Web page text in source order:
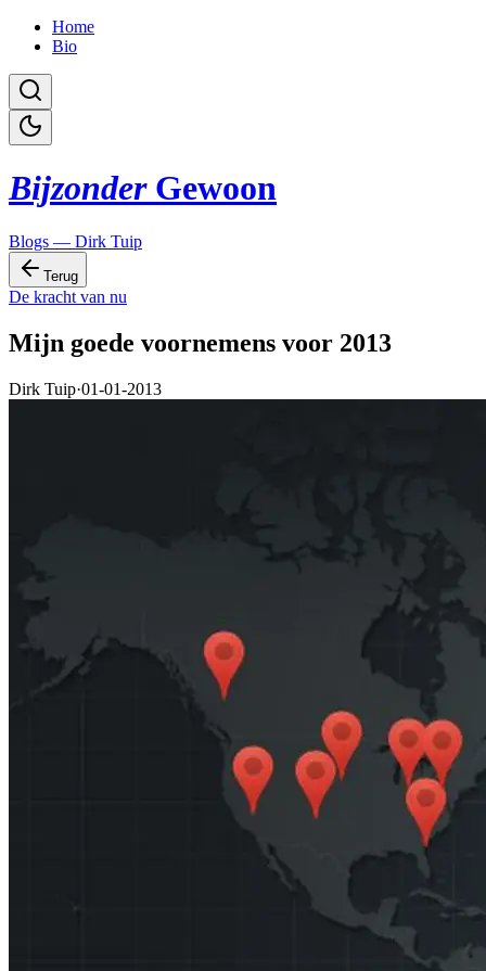
Home
Bio
Bijzonder Gewoon
Blogs — Dirk Tuip
Terug
De kracht van nu
Mijn goede voornemens voor 2013
Dirk Tuip·01-01-2013